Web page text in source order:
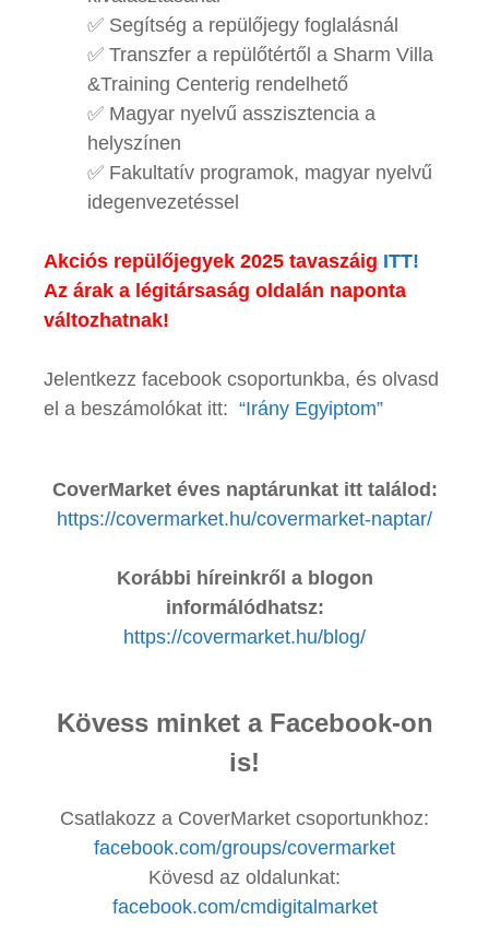
✅ Segítség a repülőjegy foglalásnál
✅ Transzfer a repülőtértől a Sharm Villa
&Training Centerig rendelhető
✅ Magyar nyelvű asszisztencia a
helyszínen
✅ Fakultatív programok, magyar nyelvű
idegenvezetéssel
Akciós repülőjegyek 2025 tavaszáig ITT!
Az árak a légitársaság oldalán naponta
változhatnak!
Jelentkezz facebook csoportunkba, és olvasd
el a beszámolókat itt: “Irány Egyiptom”
CoverMarket éves naptárunkat itt találod:
https://covermarket.hu/covermarket-naptar/
Korábbi híreinkről a blogon
informálódhatsz:
https://covermarket.hu/blog/
Kövess minket a Facebook-on
is!
Csatlakozz a CoverMarket csoportunkhoz:
facebook.com/groups/covermarket
Kövesd az oldalunkat:
facebook.com/cmdigitalmarket